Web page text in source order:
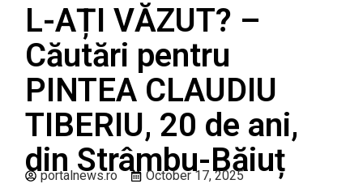
L-AȚI VĂZUT? –
Căutări pentru
PINTEA CLAUDIU
TIBERIU, 20 de ani,
din Strâmbu-Băiuț
portalnews.ro October 17, 2025